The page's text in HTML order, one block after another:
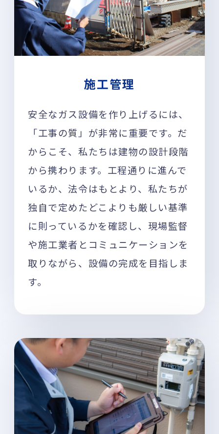
施工管理
安全なガス設備を作り上げるには、
「工事の質」が非常に重要です。だ
からこそ、私たちは建物の設計段階
から携わります。工程通りに進んで
いるか、法令はもとより、私たちが
独自で定めたどこよりも厳しい基準
に則っているかを確認し、現場監督
や施工業者とコミュニケーションを
取りながら、設備の完成を目指しま
す。